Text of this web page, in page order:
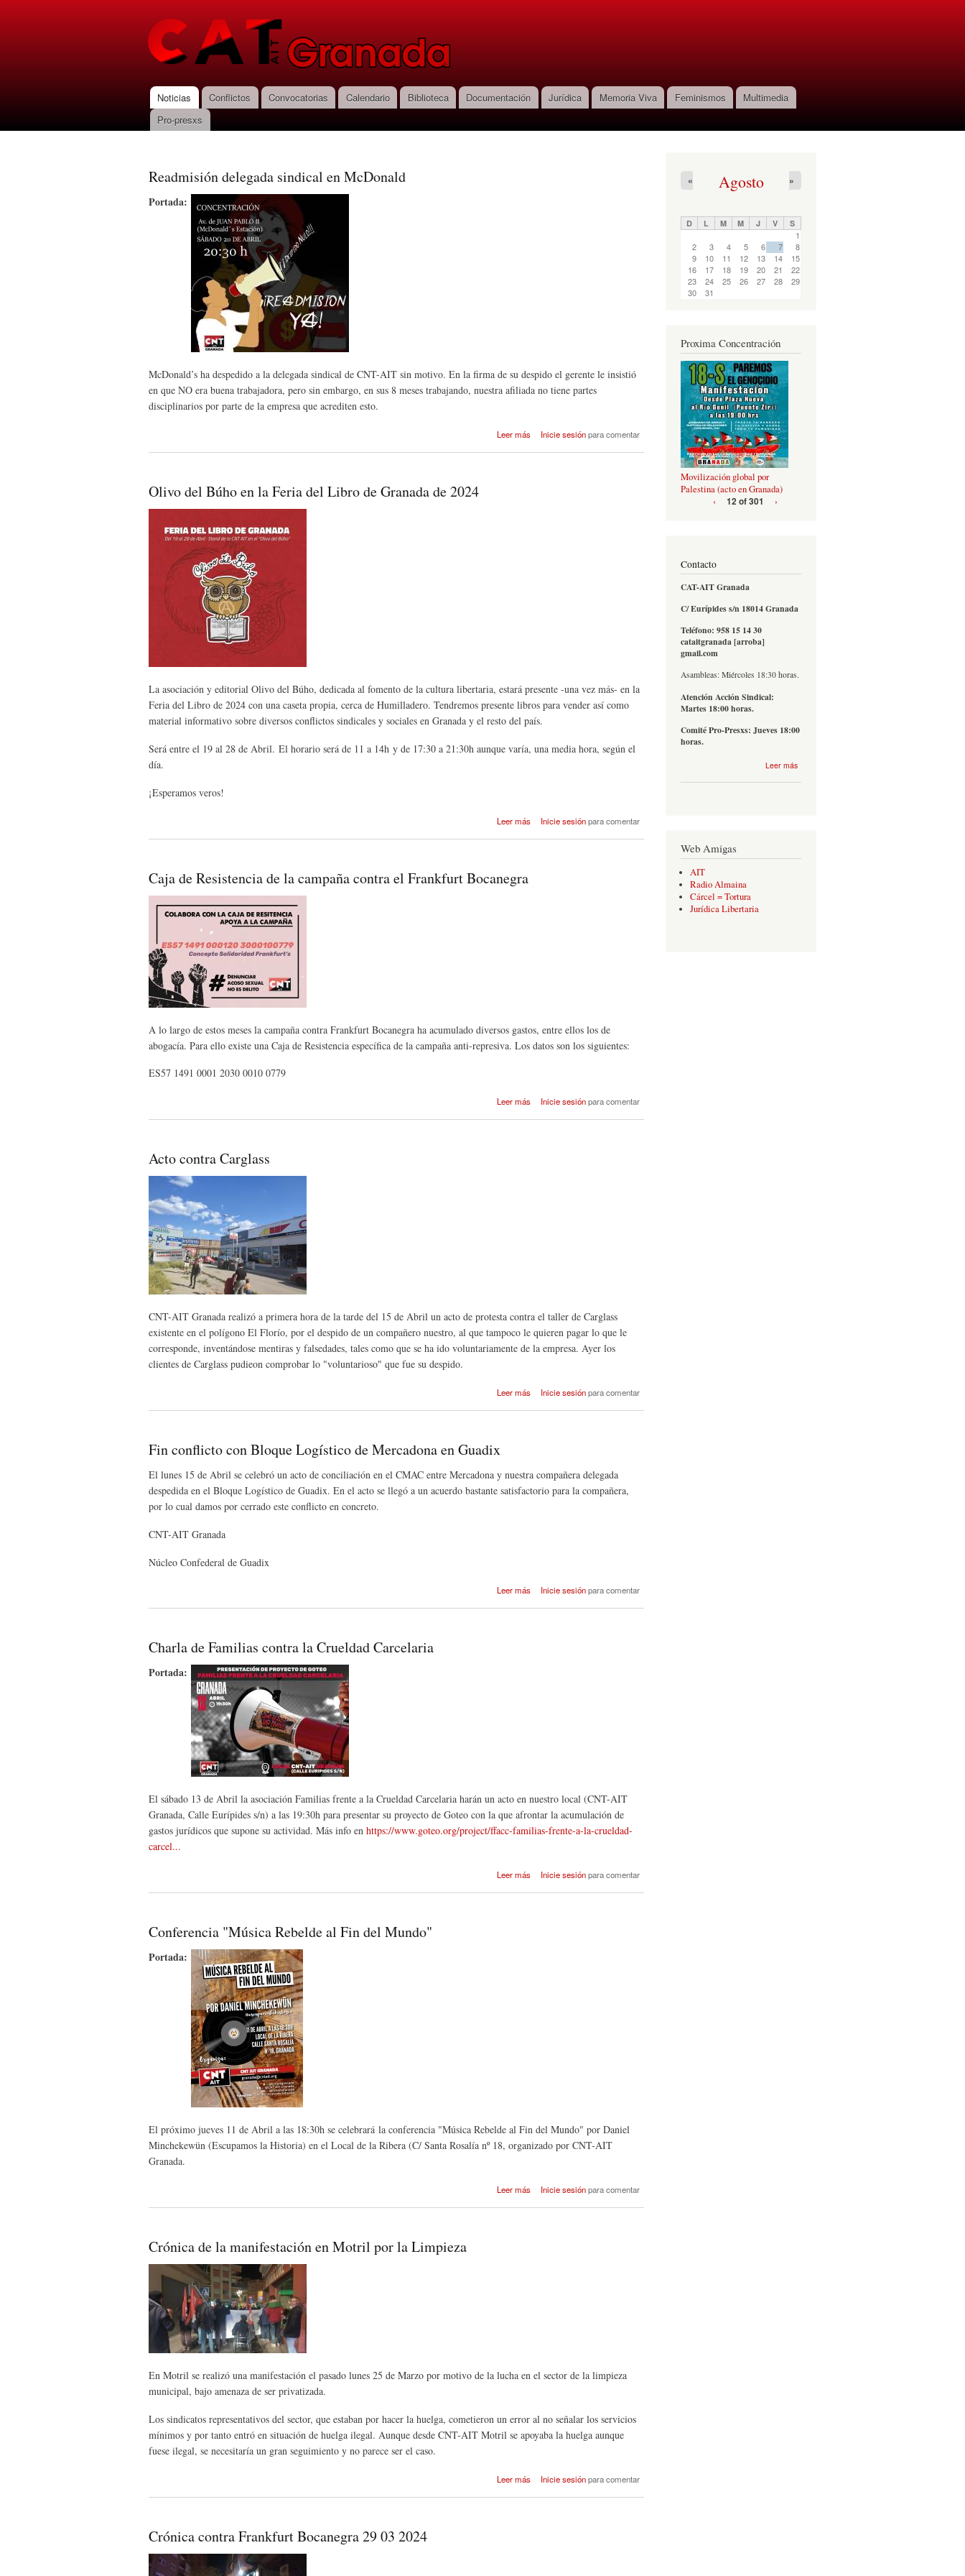
principal
CNT-AIT
Granada
Menú principal
Noticias Conflictos Convocatorias Calendario Biblioteca Documentación Jurídica Memoria Viva Feminismos
Multimedia
Pro-presxs
Readmisión delegada sindical en McDonald
Portada:
McDonald’s ha despedido a la delegada sindical de CNT-AIT sin motivo. En la firma de su despido el gerente le insistió
en que NO era buena trabajadora, pero sin embargo, en sus 8 meses trabajando, nuestra afiliada no tiene partes
disciplinarios por parte de la empresa que acrediten esto.
Leer más
sobre Readmisión delegada
Inicie sesiónpara comentar
Olivo del Búho en la Feria del Libro de Granada de 2024
La asociación y editorial Olivo del Búho, dedicada al fomento de la cultura libertaria, estará presente -una vez más- en la
Feria del Libro de 2024 con una caseta propia, cerca de Humilladero. Tendremos presente libros para vender así como
material informativo sobre diversos conflictos sindicales y sociales en Granada y el resto del país.
Será entre el 19 al 28 de Abril. El horario será de 11 a 14h y de 17:30 a 21:30h aunque varía, una media hora, según el
día.
¡Esperamos veros!
Leer más
sobre Olivo del Búho en la Feria
Inicie sesiónpara comentar
Caja de Resistencia de la campaña contra el Frankfurt Bocanegra
A lo largo de estos meses la campaña contra Frankfurt Bocanegra ha acumulado diversos gastos, entre ellos los de
abogacía. Para ello existe una Caja de Resistencia específica de la campaña anti-represiva. Los datos son los siguientes:
ES57 1491 0001 2030 0010 0779
Leer más
sobre Caja de Resistencia de la
Bocanegra
Inicie sesiónpara comentar
Acto contra Carglass
CNT-AIT Granada realizó a primera hora de la tarde del 15 de Abril un acto de protesta contra el taller de Carglass
existente en el polígono El Florío, por el despido de un compañero nuestro, al que tampoco le quieren pagar lo que le
corresponde, inventándose mentiras y falsedades, tales como que se ha ido voluntariamente de la empresa. Ayer los
clientes de Carglass pudieon comprobar lo "voluntarioso" que fue su despido.
Leer más sobre Acto contra Carglass
Inicie sesiónpara comentar
Fin conflicto con Bloque Logístico de Mercadona en Guadix
El lunes 15 de Abril se celebró un acto de conciliación en el CMAC entre Mercadona y nuestra compañera delegada
despedida en el Bloque Logístico de Guadix. En el acto se llegó a un acuerdo bastante satisfactorio para la compañera,
por lo cual damos por cerrado este conflicto en concreto.
CNT-AIT Granada
Núcleo Confederal de Guadix
Leer más
sobre Fin conflicto con Bloque
Inicie sesiónpara comentar
Charla de Familias contra la Crueldad Carcelaria
Portada:
El sábado 13 de Abril la asociación Familias frente a la Crueldad Carcelaria harán un acto en nuestro local (CNT-AIT
Granada, Calle Eurípides s/n) a las 19:30h para presentar su proyecto de Goteo con la que afrontar la acumulación de
gastos jurídicos que supone su actividad. Más info en https://www.goteo.org/project/ffacc-familias-frente-a-la-crueldad-
carcel...
Leer más sobre Charla de Familias contra la
Inicie sesiónpara comentar
Conferencia "Música Rebelde al Fin del Mundo"
Portada:
El próximo jueves 11 de Abril a las 18:30h se celebrará la conferencia "Música Rebelde al Fin del Mundo" por Daniel
Minchekewün (Escupamos la Historia) en el Local de la Ribera (C/ Santa Rosalía nº 18, organizado por CNT-AIT
Granada.
Leer más
sobre Conferencia "Música
Inicie sesiónpara comentar
Crónica de la manifestación en Motril por la Limpieza
En Motril se realizó una manifestación el pasado lunes 25 de Marzo por motivo de la lucha en el sector de la limpieza
municipal, bajo amenaza de ser privatizada.
Los sindicatos representativos del sector, que estaban por hacer la huelga, cometieron un error al no señalar los servicios
mínimos y por tanto entró en situación de huelga ilegal. Aunque desde CNT-AIT Motril se apoyaba la huelga aunque
fuese ilegal, se necesitaría un gran seguimiento y no parece ser el caso.
Leer más
sobre Crónica de la manifestación
Inicie sesiónpara comentar
Crónica contra Frankfurt Bocanegra 29 03 2024
Agosto
« »
D L M M J V S
1
2
3 4 5 6 7
8
9
10 11 12 13 14
15
16
17 18 19 20 21
22
23
24 25 26 27 28
29
30
31
Proxima Concentración
Movilización global por
Palestina (acto en Granada)
‹
12 of 301 ›
Contacto
CAT-AIT Granada
C/ Eurípides s/n 18014 Granada
Teléfono: 958 15 14 30
cataitgranada [arroba]
gmail.com
Asambleas: Miércoles 18:30 horas.
Atención Acción Sindical:
Martes 18:00 horas.
Comité Pro-Presxs: Jueves 18:00
horas.
Leer más
Web Amigas
AIT
Radio Almaina
Cárcel = Tortura
Jurídica Libertaria